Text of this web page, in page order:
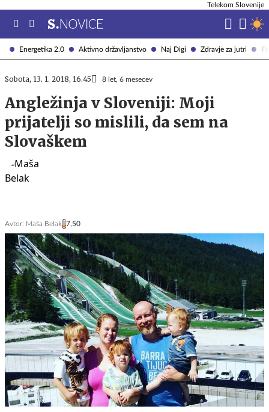
Energetika 2.0 Aktivno državljanstvo Naj Digi Zdravje za jutri
Telekom Slovenije
Sobota, 13. 1. 2018, 16.45 8 let, 6 mesecev
Angležinja v Sloveniji: Moji
prijatelji so mislili, da sem na
Slovaškem
Avtor: Maša Belak 7,50